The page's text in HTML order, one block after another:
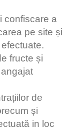
confiscare a
pe site și
fructe și
de
și
in loc